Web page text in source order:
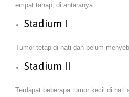
empat tahap, di antaranya:
Stadium I
Tumor tetap di hati dan belum
Stadium II
Terdapat beberapa tumor kecil di hati